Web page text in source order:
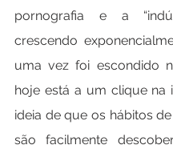
pornografia e a
crescendo
uma vez foi escondido
hoje está a um clique na
ideia de que os hábitos
são facilmente